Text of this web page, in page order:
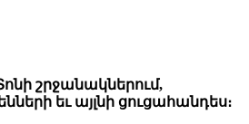
շրջանակներում,
եւ այլնի ցուցահանդես։